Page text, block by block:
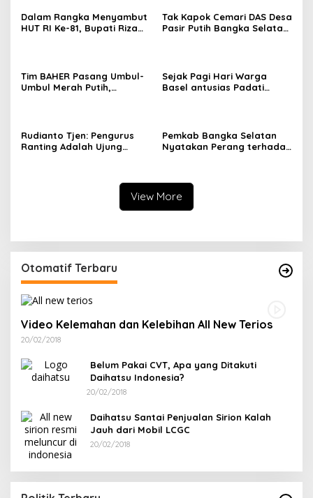
Dalam Rangka Menyambut
HUT RI Ke-81, Bupati Riza
Kendaraan Bermotor
Tak Kapok Cemari DAS Desa
Pasir Putih Bangka Selatan,
Tim BAHER Pasang Umbul-
Umbul Merah Putih,
Sejak Pagi Hari Warga
Basel antusias Padati
Kesehatan Gratis Hingga
Khitanan Massal
Rudianto Tjen: Pengurus
Ranting Adalah Ujung
Pemkab Bangka Selatan
Nyatakan Perang terhadap
View More
Otomatif Terbaru
Video Kelemahan dan Kelebihan All New Terios
20/02/2018
Belum Pakai CVT, Apa yang Ditakuti
Daihatsu Indonesia?
20/02/2018
Daihatsu Santai Penjualan Sirion Kalah
Jauh dari Mobil LCGC
20/02/2018
PDI Perjuangan Bagikan Takjil
Di Bangka Selatan, Politik